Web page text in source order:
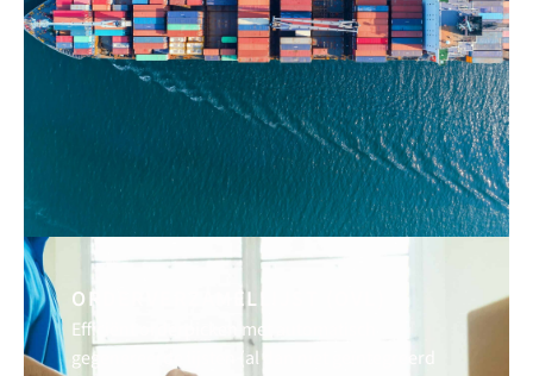
ORDERVERZAMELLIJST (OVL)
Efficiënt orderpicken met automatisch
gegenereerde lijsten (al dan niet geïntegreerd